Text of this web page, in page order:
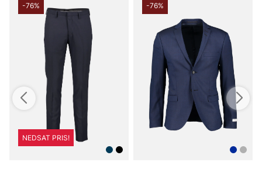
-76%
NEDSAT PRIS!
-76%